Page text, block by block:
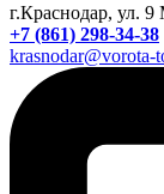
г.Краснодар, ул. 9
+7 (861) 298-34-38
krasnodar@vorota-